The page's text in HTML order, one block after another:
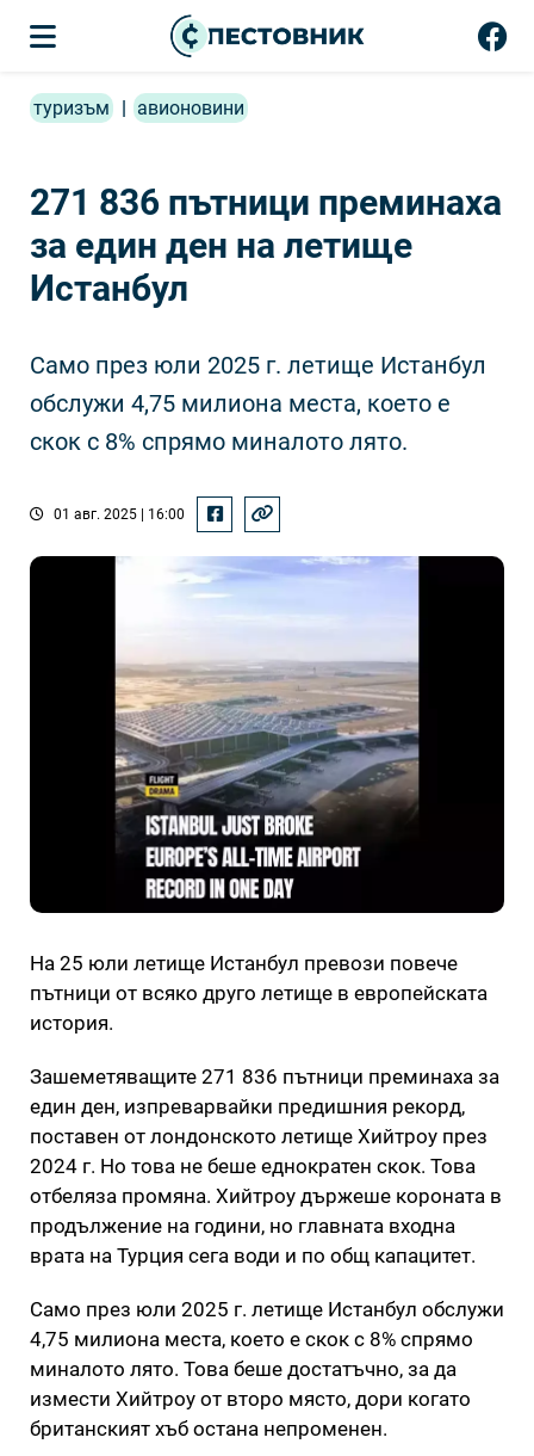
туризъм | авионовини
271 836 пътници преминаха
за един ден на летище
Истанбул
Само през юли 2025 г. летище Истанбул
обслужи 4,75 милиона места, което е
скок с 8% спрямо миналото лято.
01 авг. 2025 | 16:00
На 25 юли летище Истанбул превози повече
пътници от всяко друго летище в европейската
история.
Зашеметяващите 271 836 пътници преминаха за
един ден, изпреварвайки предишния рекорд,
поставен от лондонското летище Хийтроу през
2024 г. Но това не беше еднократен скок. Това
отбеляза промяна. Хийтроу държеше короната в
продължение на години, но главната входна
врата на Турция сега води и по общ капацитет.
Само през юли 2025 г. летище Истанбул обслужи
4,75 милиона места, което е скок с 8% спрямо
миналото лято. Това беше достатъчно, за да
измести Хийтроу от второ място, дори когато
британският хъб остана непроменен.